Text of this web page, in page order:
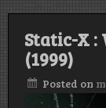
Static-X :
(1999)
Posted on